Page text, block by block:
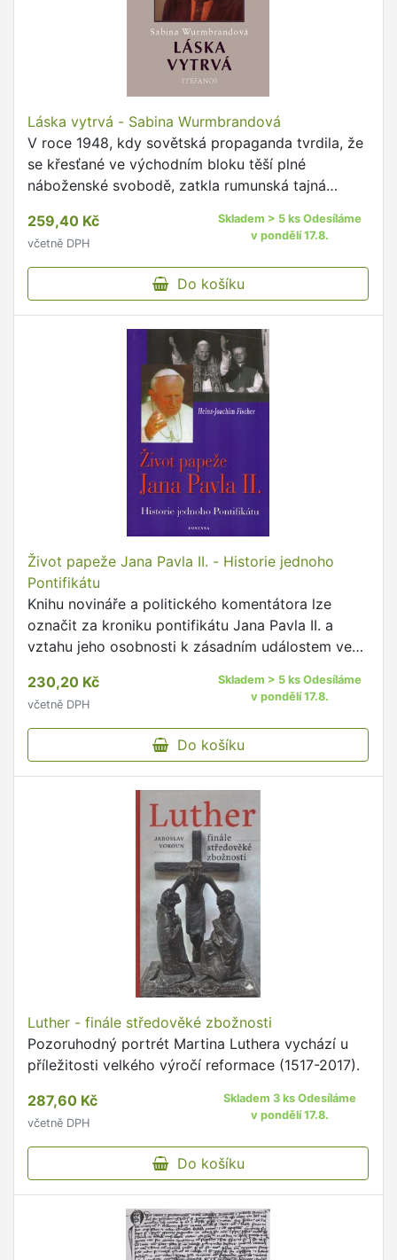
Láska vytrvá - Sabina Wurmbrandová
V roce 1948, kdy sovětská propaganda tvrdila, že
se křesťané ve východním bloku těší plné
náboženské svobodě, zatkla rumunská tajná
259,40 Kč
včetně DPH
Skladem > 5 ks Odesíláme
v pondělí 17.8.
Do košíku
Život papeže Jana Pavla II. - Historie jednoho
Pontifikátu
Knihu novináře a politického komentátora lze
označit za kroniku pontifikátu Jana Pavla II. a
vztahu jeho osobnosti k zásadním událostem ve
230,20 Kč
včetně DPH
Skladem > 5 ks Odesíláme
v pondělí 17.8.
Do košíku
Luther - finále středověké zbožnosti
Pozoruhodný portrét Martina Luthera vychází u
příležitosti velkého výročí reformace (1517-2017).
287,60 Kč
včetně DPH
Skladem 3 ks Odesíláme
v pondělí 17.8.
Do košíku